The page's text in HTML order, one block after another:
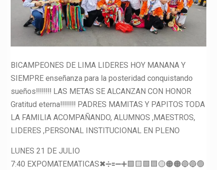
BICAMPEONES DE LIMA LIDERES HOY MANANA Y
SIEMPRE enseñanza para la posteridad conquistando
sueños‼‼‼‼ LAS METAS SE ALCANZAN CON HONOR
Gratitud eterna‼‼‼‼ PADRES MAMITAS Y PAPITOS TODA
LA FAMILIA ACOMPAÑANDO, ALUMNOS ,MAESTROS,
LIDERES ,PERSONAL INSTITUCIONAL EN PLENO
LUNES 21 DE JULIO
7:40 EXPOMATEMATICAS✖➗🟰➖➕🟪🟨🟩🟦🟡🟠🟠🔵🔵🟢